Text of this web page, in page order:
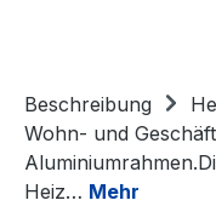
Beschreibung
Wohn- und
Heiz… Mehr